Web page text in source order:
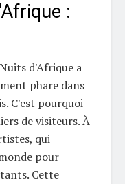
:
d'Afrique a
phare dans
C'est pourquoi
de visiteurs. À
qui
pour
Cette